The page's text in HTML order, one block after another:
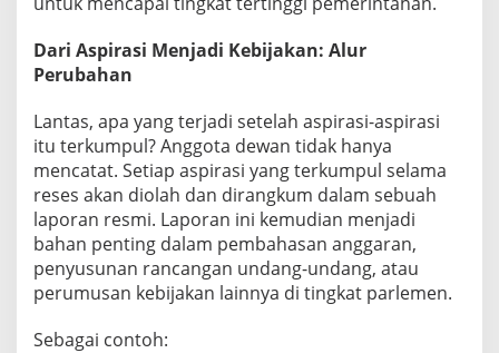
Dari Aspirasi Menjadi Kebijakan: Alur
Perubahan
Lantas, apa yang terjadi setelah aspirasi-aspirasi
itu terkumpul? Anggota dewan tidak hanya
mencatat. Setiap aspirasi yang terkumpul selama
reses akan diolah dan dirangkum dalam sebuah
laporan resmi. Laporan ini kemudian menjadi
bahan penting dalam pembahasan anggaran,
penyusunan rancangan undang-undang, atau
perumusan kebijakan lainnya di tingkat parlemen.
Sebagai contoh: